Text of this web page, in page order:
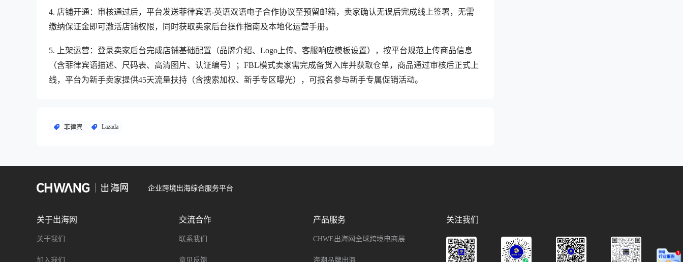
4. 店铺开通：审核通过后，平台发送菲律宾语-英语双语电子合作协议至预留邮箱，卖家确认无误后完成线上签署，无需
缴纳保证金即可激活店铺权限，同时获取卖家后台操作指南及本地化运营手册。
5. 上架运营：登录卖家后台完成店铺基础配置（品牌介绍、Logo上传、客服响应模板设置），按平台规范上传商品信息
（含菲律宾语描述、尺码表、高清图片、认证编号）；FBL模式卖家需完成备货入库并获取仓单，商品通过审核后正式上
线，平台为新手卖家提供45天流量扶持（含搜索加权、新手专区曝光），可报名参与新手专属促销活动。
菲律宾 Lazada
企业跨境出海综合服务平台
关于出海网
关于我们
加入我们
交流合作
联系我们
意见反馈
产品服务
CHWE出海网全球跨境电商展
海潮品牌出海
关注我们